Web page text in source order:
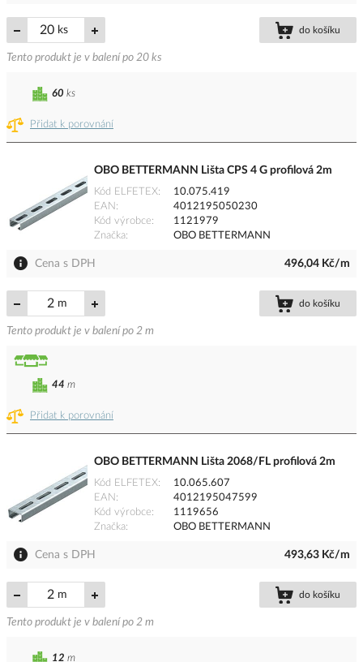
ks do košíku
Tento produkt je v balení po 20 ks
Přidat k porovnání
60 ks
OBO BETTERMANN Lišta CPS 4 G profilová 2m
Kód ELFETEX
10.075.419
EAN
4012195050230
Kód výrobce
1121979
Značka
OBO BETTERMANN
Cena s DPH 496,04 Kč/m
m do košíku
Tento produkt je v balení po 2 m
Přidat k porovnání
44 m
OBO BETTERMANN Lišta 2068/FL profilová 2m
Kód ELFETEX
10.065.607
EAN
4012195047599
Kód výrobce
1119656
Značka
OBO BETTERMANN
Cena s DPH 493,63 Kč/m
m do košíku
Tento produkt je v balení po 2 m
12 m